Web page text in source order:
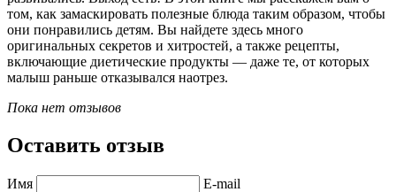
том, как замаскировать полезные блюда таким образом, чтобы
они понравились детям. Вы найдете здесь много
оригинальных секретов и хитростей, а также рецепты,
включающие диетические продукты — даже те, от которых
малыш раньше отказывался наотрез.
Пока нет отзывов
Оставить отзыв
Имя
E-mail